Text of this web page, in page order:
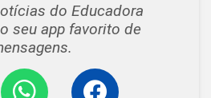
do Educadora
seu app favorito de